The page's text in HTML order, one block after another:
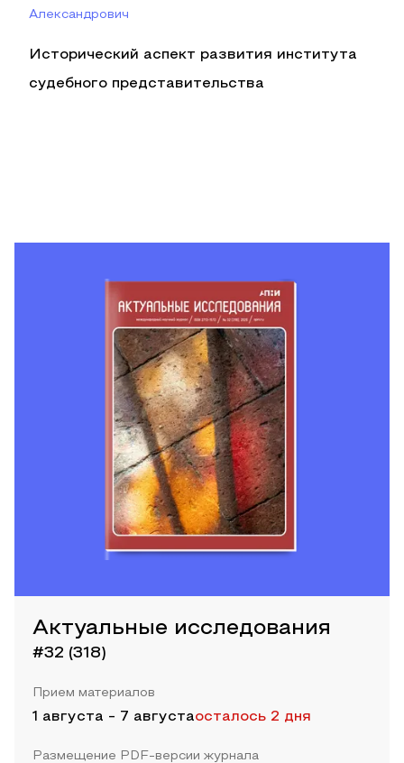
Александрович
Исторический аспект развития института
судебного представительства
Актуальные исследования
#32 (318)
Прием материалов
1 августа - 7 августаосталось 2 дня
Размещение PDF-версии журнала